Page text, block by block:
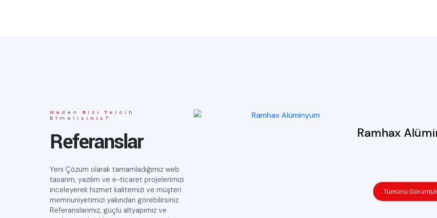
Neden Bizi Tercih
Etmelisiniz?
Referanslar
Yeni Çözüm olarak tamamladığımız web
tasarım, yazılım ve e-ticaret projelerimizi
inceleyerek hizmet kalitemizi ve müşteri
memnuniyetimizi yakından görebilirsiniz.
Referanslarımız, güçlü altyapımız ve
Ramhax
Tümünü